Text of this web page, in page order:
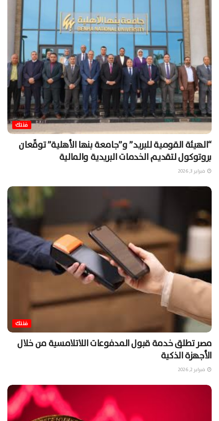
فنتك
“الهيئة القومية للبريد” و”جامعة بنها الأهلية” توقّعان
بروتوكول لتقديم الخدمات البريدية والمالية
فبراير 3, 2026
فنتك
مصر تطلق خدمة قبول المدفوعات اللاتلامسية من خلال
الأجهزة الذكية
فبراير 2, 2026